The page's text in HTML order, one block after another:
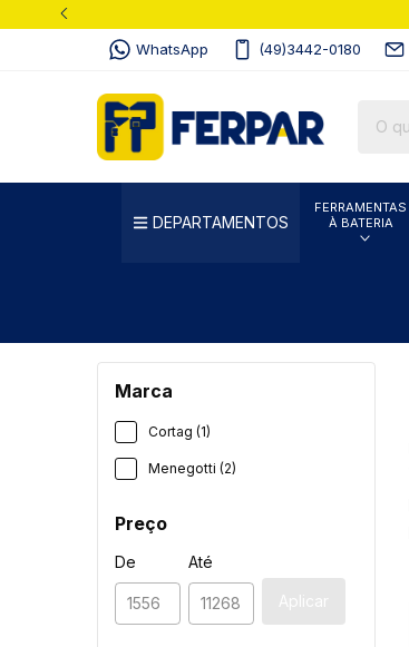
WhatsApp (49)3442-0180
DEPARTAMENTOS
FERRAMENTAS
À BATERIA
Marca
Cortag (1)
Menegotti (2)
Preço
De Até
Aplicar